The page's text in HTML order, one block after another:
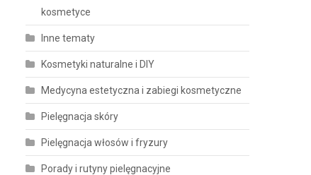
kosmetyce
Inne tematy
Kosmetyki naturalne i DIY
Medycyna estetyczna i zabiegi kosmetyczne
Pielęgnacja skóry
Pielęgnacja włosów i fryzury
Porady i rutyny pielęgnacyjne